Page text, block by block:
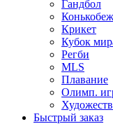
Гандбол
Крикет
Кубок
Регби
MLS
Плавание
Олимп.
Быстрый заказ